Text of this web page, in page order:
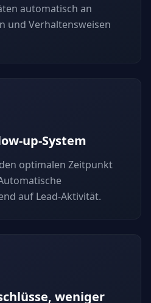
automatisch an
und Verhaltensweisen
up-System
optimalen Zeitpunkt
auf Lead-Aktivität.
weniger